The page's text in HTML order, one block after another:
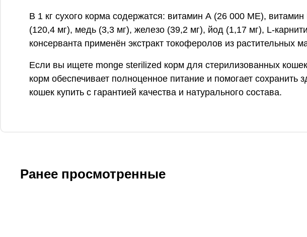
В 1 кг сухого корма содержатся: витамин А (26 000 МЕ),
(120,4 мг), медь (3,3 мг), железо (39,2 мг), йод (1,17 мг), L-
консерванта применён экстракт токоферолов из растительных
Если вы ищете monge sterilized корм для стерилизованных
корм обеспечивает полноценное питание и помогает
кошек купить с гарантией качества и натурального состава.
Ранее просмотренные